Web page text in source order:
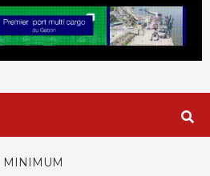
MINIMUM